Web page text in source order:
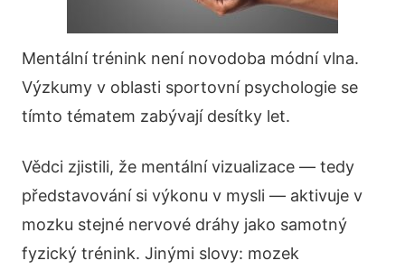
Mentální trénink není novodoba módní vlna.
Výzkumy v oblasti sportovní psychologie se
tímto tématem zabývají desítky let.
Vědci zjistili, že mentální vizualizace — tedy
představování si výkonu v mysli — aktivuje v
mozku stejné nervové dráhy jako samotný
fyzický trénink. Jinými slovy: mozek